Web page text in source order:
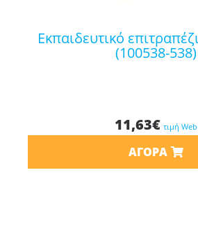
εκπαιδευτικό επιτραπέζιο κυβόλεξο
(100538-538)
11,63€ τιμή Web
ΑΓΟΡΆ